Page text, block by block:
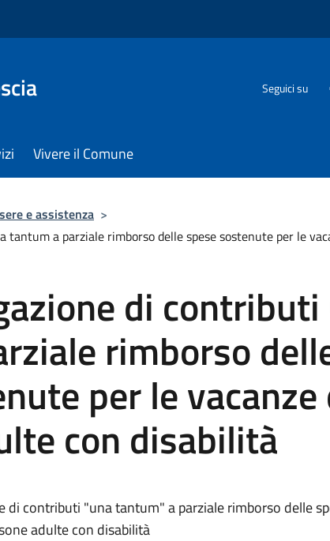
Seguici su
Vivere il Comune
e assistenza >
tantum a parziale rimborso delle spese sostenute per le
di
rimborso
per le vacanze
con disabilità
di contributi "una tantum" a parziale rimborso delle
adulte con disabilità